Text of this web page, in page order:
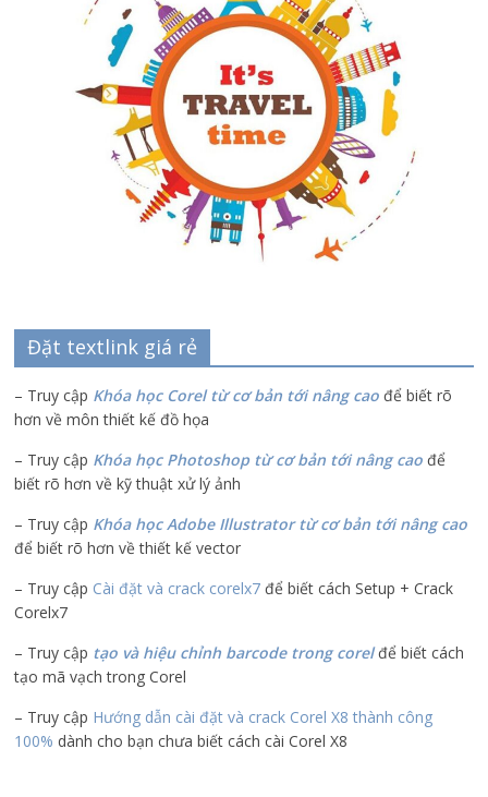
Đặt textlink giá rẻ
– Truy cập Khóa học Corel từ cơ bản tới nâng cao để biết rõ
hơn về môn thiết kế đồ họa
– Truy cập Khóa học Photoshop từ cơ bản tới nâng cao để
biết rõ hơn về kỹ thuật xử lý ảnh
– Truy cập Khóa học Adobe Illustratortừ cơ bản tới nâng cao
để biết rõ hơn về thiết kế vector
– Truy cập Cài đặt và crack corelx7 để biết cách Setup + Crack
Corelx7
– Truy cập tạo và hiệu chỉnh barcode trong corelđể biết cách
tạo mã vạch trong Corel
– Truy cập Hướng dẫn cài đặt và crack Corel X8 thành công
100% dành cho bạn chưa biết cách cài Corel X8